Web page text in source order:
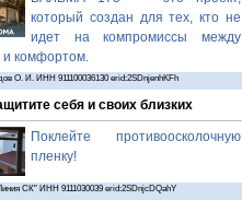
который создан для тех, кто не
идет на компромиссы между
и комфортом.
О. И. ИНН 911100036130 erid:2SDnjenhKFh
себя и своих близких
Поклейте противоосколочную
пленку!
СК" ИНН 9111030039 erid:2SDnjcDQahY